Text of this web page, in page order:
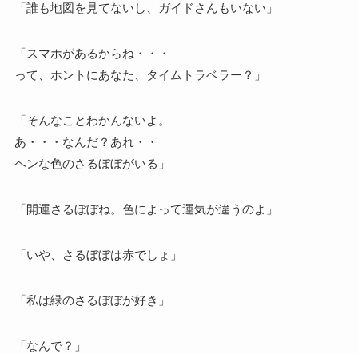
「誰も地図を見てないし、ガイドさんもいない」
「スマホがあるからね・・・
って、ホントにあなた、タイムトラベラー？」
「そんなことわかんないよ。
あ・・・なんだ？あれ・・
ヘンな色のさるぼぼがいる」
「開運さるぼぼね。色によって運気が違うのよ」
「いや、さるぼぼは赤でしょ」
「私は緑のさるぼぼが好き」
「なんで？」